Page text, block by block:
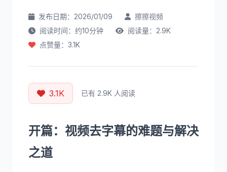
发布日期：2026/01/09
擦擦视频
阅读时间：约10分钟
阅读量：2.9K
点赞量：3.1K
3.1K 已有 2.9K 人阅读
开篇：视频去字幕的难题与解决
之道